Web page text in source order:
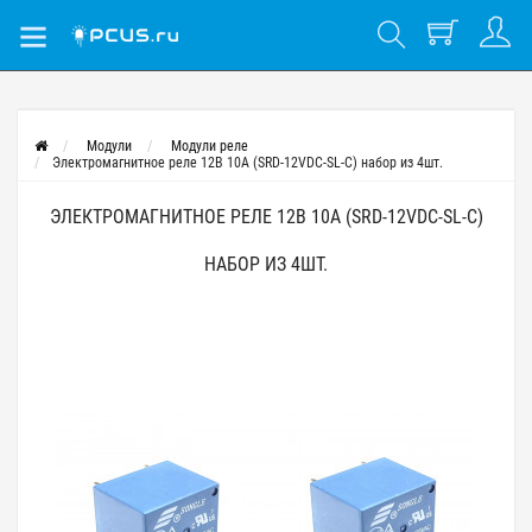
Модули
Модули реле
Электромагнитное реле 12В 10А (SRD-12VDC-SL-C) набор из 4шт.
ЭЛЕКТРОМАГНИТНОЕ РЕЛЕ 12В 10А (SRD-12VDC-SL-C)
НАБОР ИЗ 4ШТ.